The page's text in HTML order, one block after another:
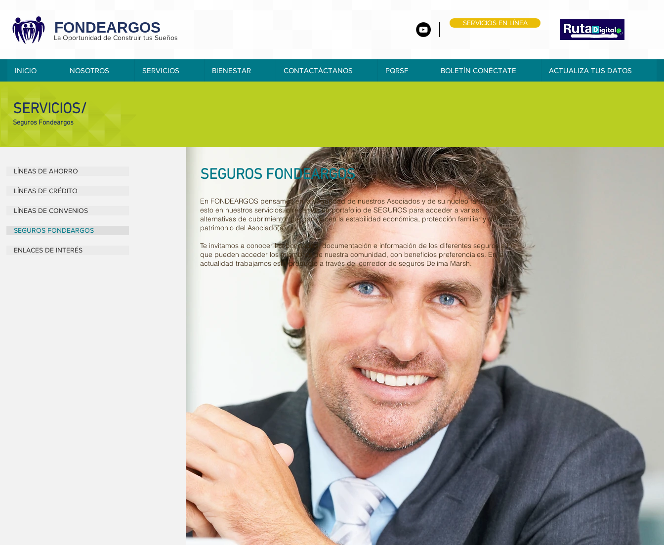
FONDEARGOS
La Oportunidad de Construir tus Sueños
SERVICIOS EN LÍNEA
INICIO NOSOTROS SERVICIOS BIENESTAR CONTACTÁCTANOS PQRSF BOLETÍN CONÉCTATE ACTUALIZA TUS DATOS
SERVICIOS/
Seguros Fondeargos
LÍNEAS DE AHORRO
LÍNEAS DE CRÉDITO
LÍNEAS DE CONVENIOS
SEGUROS FONDEARGOS
ENLACES DE INTERÉS
SEGUROS FONDEARGOS
En FONDEARGOS pensamos en la seguridad de nuestros Asociados y de su núcleo familiar. Por
esto en nuestros servicios, ofrecemos un portafolio de SEGUROS para acceder a varias
alternativas de cubrimiento que garanticen la estabilidad económica, protección familiar y del
patrimonio del Asociado(a).
Te invitamos a conocer las bondades, documentación e información de los diferentes seguros a los
que pueden acceder los miembros de nuestra comunidad, con beneficios preferenciales. En la
actualidad trabajamos este producto a través del corredor de seguros Delima Marsh.